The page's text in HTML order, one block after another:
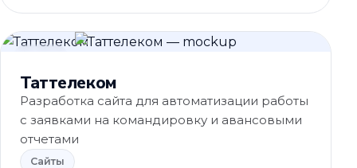
Таттелеком
Разработка сайта для автоматизации работы
с заявками на командировку и авансовыми
отчетами
Сайты